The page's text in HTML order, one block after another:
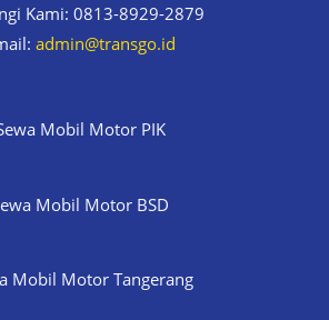
Kami: 0813-8929-2879
admin@transgo.id
Mobil Motor PIK
Mobil Motor BSD
Mobil Motor Tangerang